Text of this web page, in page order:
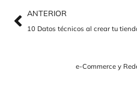
AntANTERIOR
10 Datos técnicos al crear tu
e-Commerce y